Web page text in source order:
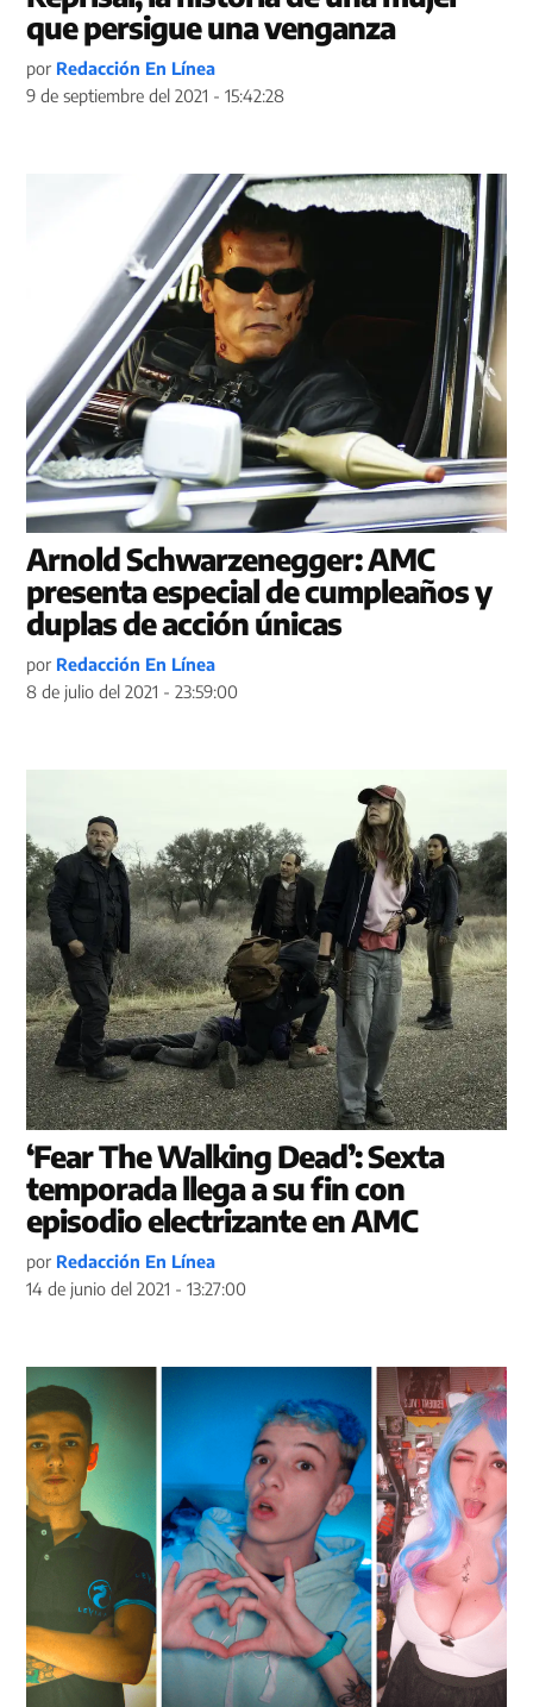
que persigue una venganza
por Redacción En Línea
9 de septiembre del 2021 - 15:42:28
Arnold Schwarzenegger: AMC
presenta especial de cumpleaños y
duplas de acción únicas
por Redacción En Línea
8 de julio del 2021 - 23:59:00
‘Fear The Walking Dead’: Sexta
temporada llega a su fin con
episodio electrizante en AMC
por Redacción En Línea
14 de junio del 2021 - 13:27:00